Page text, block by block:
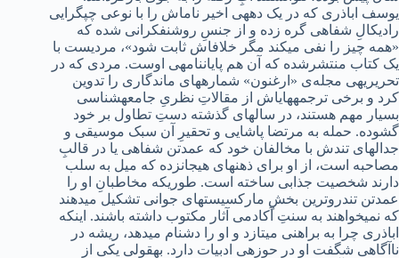
یوسف اباذری که در یک دهه‏ی اخیر نام‏اش را با نوعی چپ‏گرایی
رادیکالِ شفاهی گره زده و از جنسِ روشن‏فکرانی شده که
«همه چیز را نفی می‏کند مگر خلاف‏اش ثابت شود»، مردی‏ست با
یک کتاب منتشرشده که آن هم پایان‏نامه‏ی اوست. مردی که در
تحریریه‏ی مجله‌‏ی «ارغنون» شماره‏های ماندگاری را تدوین
کرد و برخی ترجمه‏های‏اش از مقالاتِ نظریِ جامعه‏شناسی
بسیار مهم هستند، در سال‏های گذشته دستِ تطاول بر خود
گشوده. حمله به مرتضا پاشایی و تحقیرِ آن سبک موسیقی و
جدال‏های تندش با مخالفان خود که عمدتن شفاهی یا در قالبِ
مصاحبه است، از او برای ذهن‏های هیجان‏زده که میل به سلب
دارند شخصیت جذابی ساخته است. طوری‏که مخاطبانِ او را
عمدتن تندروترین بخشِ مارکسیست‏های جوانی تشکیل می‏دهند
که نمی‏خواهند به سنتِ آکادمی آثار مکتوب داشته باشند. اینکه
اباذری چرا به براهنی می‏تازد و او را دشنام می‏دهد، ریشه در
ناآگاهی شگفت او در حوزه‏ی ادبیات دارد. به‏قولی یکی از